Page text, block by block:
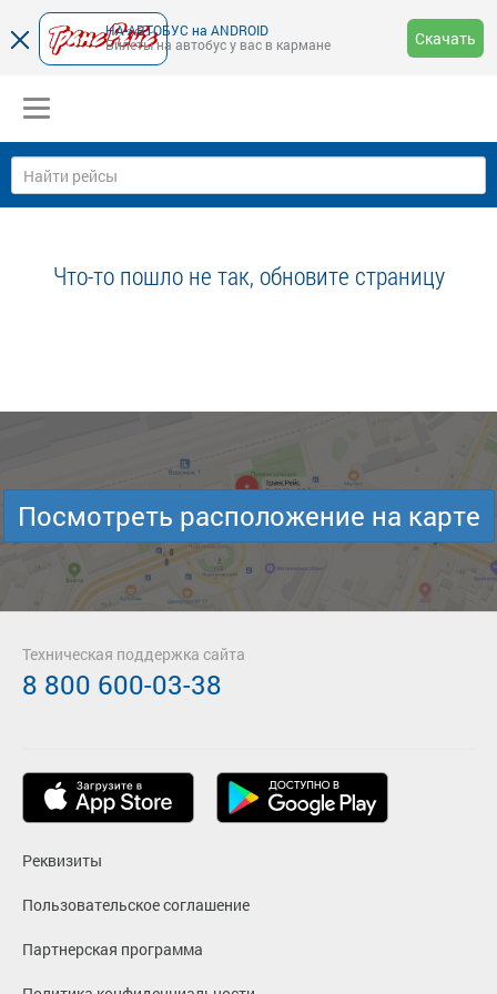
НА-АВТОБУС на ANDROID
Билеты на автобус у вас в кармане
Скачать
Что-то пошло не так, обновите страницу
Посмотреть расположение на карте
Реквизиты
Пользовательское соглашение
Партнерская программа
Техническая поддержка сайта
8 800 600-03-38